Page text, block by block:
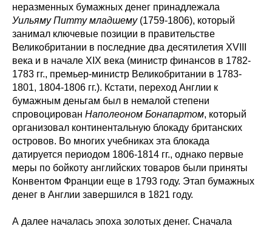
неразменных бумажных денег принадлежала
Уильяму Питту младшему(1759-1806), который
занимал ключевые позиции в правительстве
Великобритании в последние два десятилетия XVIII
века и в начале XIX века (министр финансов в 1782-
1783 гг., премьер-министр Великобритании в 1783-
1801, 1804-1806 гг.). Кстати, переход Англии к
бумажным деньгам был в немалой степени
спровоцирован Наполеоном Бонапартом, который
организовал континентальную блокаду британских
островов. Во многих учебниках эта блокада
датируется периодом 1806-1814 гг., однако первые
меры по бойкоту английских товаров были приняты
Конвентом Франции еще в 1793 году. Этап бумажных
денег в Англии завершился в 1821 году.
А далее началась эпоха золотых денег. Сначала